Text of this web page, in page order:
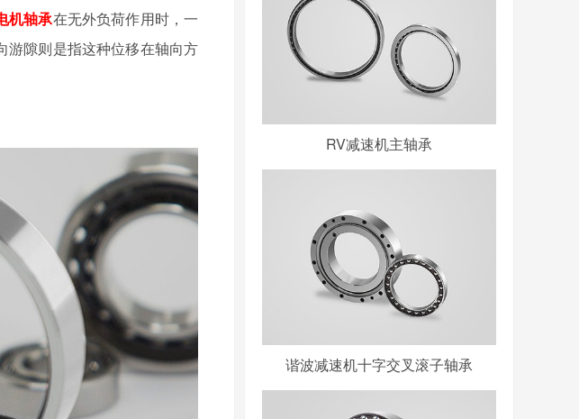
机轴承在无外负荷作用时，一
游隙则是指这种位移在轴向方
RV减速机主轴承
谐波减速机十字交叉滚子轴承